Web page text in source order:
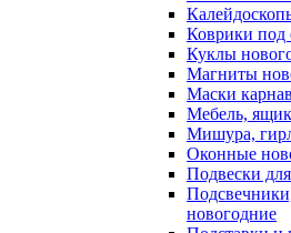
Коврики под
Куклы
Магниты
Маски
Мебель,
Мишура,
Оконные
Подвески
новогодние